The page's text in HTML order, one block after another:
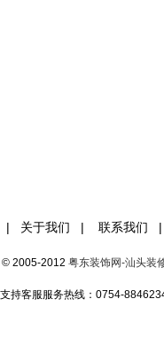
| 关于我们 | 联系我们 |
2005-2012 粤东装饰网-汕头装
持客服服务热线：0754-